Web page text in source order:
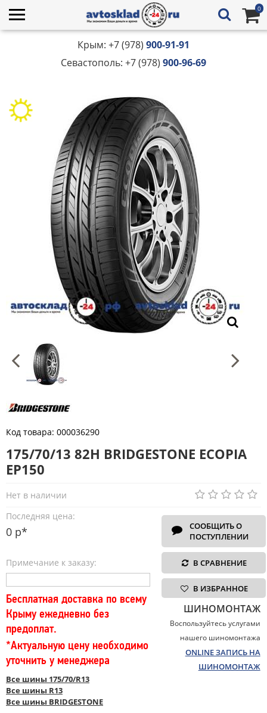
0
Крым: +7 (978) 900-91-91
Севастополь: +7 (978) 900-96-69
Код товара: 000036290
175/70/13 82H BRIDGESTONE ECOPIA
EP150
Нет в наличии
Последняя цена:
0 р*
Примечание к заказу:
Бесплатная доставка по всему
Крыму ежедневно без
предоплат.
*Актуальную цену необходимо
уточнить у менеджера
Все шины 175/70/R13
Все шины R13
Все шины BRIDGESTONE
СООБЩИТЬ О
ПОСТУПЛЕНИИ
В СРАВНЕНИЕ
В ИЗБРАННОЕ
ШИНОМОНТАЖ
Воспользуйтесь услугами
нашего шиномонтажа
ONLINE ЗАПИСЬ НА
ШИНОМОНТАЖ